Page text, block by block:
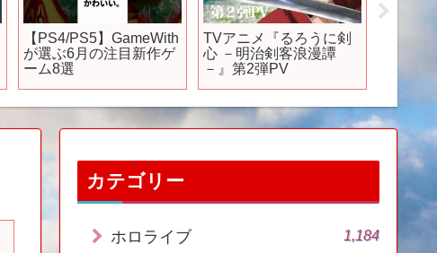
【PS4/PS5】GameWith
が選ぶ6月の注目新作ゲ
ーム8選
TVアニメ『るろうに剣
心 －明治剣客浪漫譚
－』第2弾PV
同時に
マスカ
ライン
カテゴリー
ホロライブ 1,184